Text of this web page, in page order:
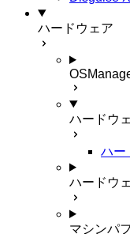
ハードウェア
ハードウ
ハー
ハードウ
マシンパ